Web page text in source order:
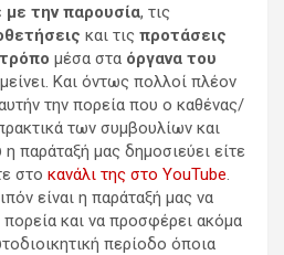
με την παρουσία, τις
και τις προτάσεις
μέσα στα όργανα του
Και όντως πολλοί πλέον
την πορεία που ο καθένας/
των συμβουλίων και
παράταξή μας δημοσιεύει είτε
στο κανάλι της στο YouTube.
είναι η παράταξή μας να
πορεία και να προσφέρει ακόμα
περίοδο όποια